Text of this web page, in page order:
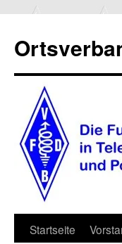
Zum
Startseite